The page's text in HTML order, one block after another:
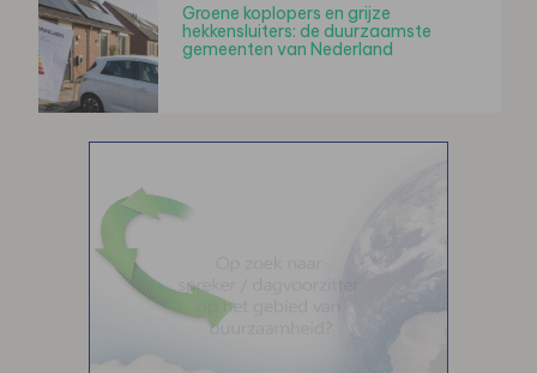
Groene koplopers en grijze
hekkensluiters: de duurzaamste
gemeenten van Nederland